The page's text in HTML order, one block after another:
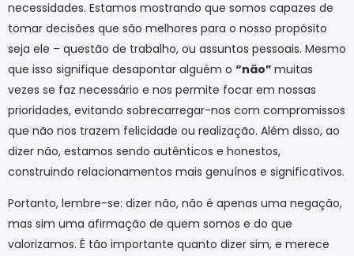
necessidades. Estamos mostrando que somos capazes de
tomar decisões que são melhores para o nosso propósito
seja ele – questão de trabalho, ou assuntos pessoais. Mesmo
que isso signifique desapontar alguém o “não” muitas
vezes se faz necessário e nos permite focar em nossas
prioridades, evitando sobrecarregar-nos com compromissos
que não nos trazem felicidade ou realização. Além disso, ao
dizer não, estamos sendo autênticos e honestos,
construindo relacionamentos mais genuínos e significativos.
Portanto, lembre-se: dizer não, não é apenas uma negação,
mas sim uma afirmação de quem somos e do que
valorizamos. É tão importante quanto dizer sim, e merece